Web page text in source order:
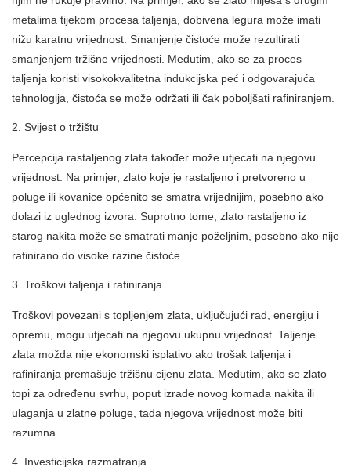
metalima tijekom procesa taljenja, dobivena legura može imati
nižu karatnu vrijednost. Smanjenje čistoće može rezultirati
smanjenjem tržišne vrijednosti. Međutim, ako se za proces
taljenja koristi visokokvalitetna indukcijska peć i odgovarajuća
tehnologija, čistoća se može održati ili čak poboljšati rafiniranjem.
2. Svijest o tržištu
Percepcija rastaljenog zlata također može utjecati na njegovu
vrijednost. Na primjer, zlato koje je rastaljeno i pretvoreno u
poluge ili kovanice općenito se smatra vrijednijim, posebno ako
dolazi iz uglednog izvora. Suprotno tome, zlato rastaljeno iz
starog nakita može se smatrati manje poželjnim, posebno ako nije
rafinirano do visoke razine čistoće.
3. Troškovi taljenja i rafiniranja
Troškovi povezani s topljenjem zlata, uključujući rad, energiju i
opremu, mogu utjecati na njegovu ukupnu vrijednost. Taljenje
zlata možda nije ekonomski isplativo ako trošak taljenja i
rafiniranja premašuje tržišnu cijenu zlata. Međutim, ako se zlato
topi za određenu svrhu, poput izrade novog komada nakita ili
ulaganja u zlatne poluge, tada njegova vrijednost može biti
razumna.
4. Investicijska razmatranja